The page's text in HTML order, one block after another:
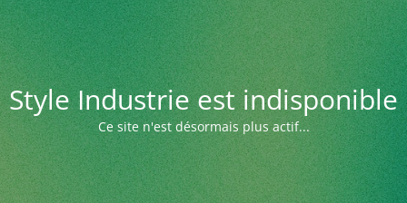
Style Industrie est indisponible
Ce site n'est désormais plus actif...